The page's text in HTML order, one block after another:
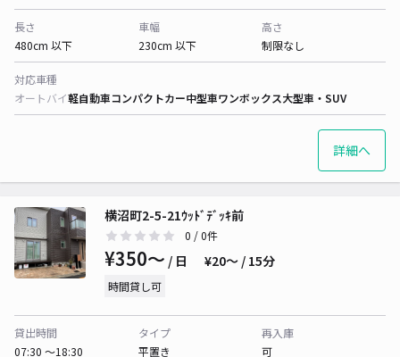
長さ
480cm 以下
車幅
230cm 以下
高さ
制限なし
対応車種
オートバイ軽自動車コンパクトカー中型車ワンボックス大型車・SUV
詳細へ
横沼町2-5-21ｳｯﾄﾞﾃﾞｯｷ前
0 / 0件
¥350〜 / 日 ¥20〜 / 15分
時間貸し可
貸出時間
07:30 〜18:30
タイプ
平置き
再入庫
可